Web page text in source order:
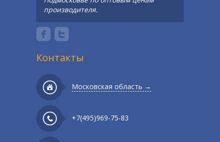
производителя.
Контакты
Московская область →
+7(495)969-75-83